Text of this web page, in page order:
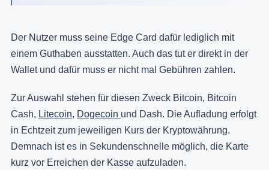
Der Nutzer muss seine Edge Card dafür lediglich mit
einem Guthaben ausstatten. Auch das tut er direkt in der
Wallet und dafür muss er nicht mal Gebühren zahlen.
Zur Auswahl stehen für diesen Zweck Bitcoin, Bitcoin
Cash, Litecoin, Dogecoin und Dash. Die Aufladung erfolgt
in Echtzeit zum jeweiligen Kurs der Kryptowährung.
Demnach ist es in Sekundenschnelle möglich, die Karte
kurz vor Erreichen der Kasse aufzuladen.